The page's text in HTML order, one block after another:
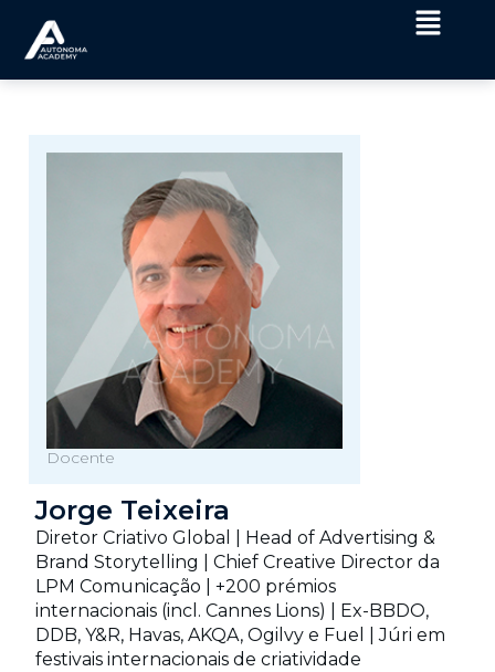
Docente
Jorge Teixeira
Diretor Criativo Global | Head of Advertising &
Brand Storytelling | Chief Creative Director da
LPM Comunicação | +200 prémios
internacionais (incl. Cannes Lions) | Ex-BBDO,
DDB, Y&R, Havas, AKQA, Ogilvy e Fuel | Júri em
festivais internacionais de criatividade